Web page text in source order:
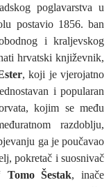
poglavarstva u
postavio 1856. ban
i kraljevskog
hrvatski književnik,
, koji je vjerojatno
i popularan
kojim se među
razdoblju,
ga je poučavao
pokretač i suosnivač
Tomo Šestak, inače